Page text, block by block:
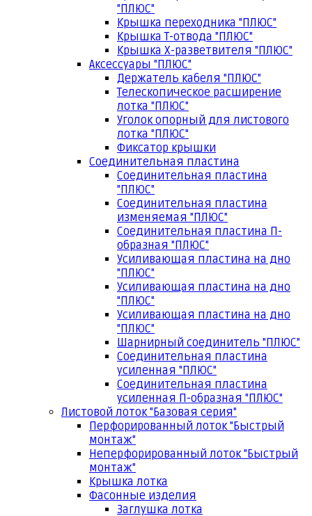
"ПЛЮС"
Крышка переходника "ПЛЮС"
Крышка Т-отвода "ПЛЮС"
Крышка Х-разветвителя "ПЛЮС"
Аксессуары "ПЛЮС"
Держатель кабеля "ПЛЮС"
Телескопическое расширение
лотка "ПЛЮС"
Уголок опорный для листового
лотка "ПЛЮС"
Фиксатор крышки
Соединительная пластина
Соединительная пластина
"ПЛЮС"
Соединительная пластина
изменяемая "ПЛЮС"
Соединительная пластина П-
образная "ПЛЮС"
Усиливающая пластина на дно
"ПЛЮС"
Усиливающая пластина на дно
"ПЛЮС"
Усиливающая пластина на дно
"ПЛЮС"
Шарнирный соединитель "ПЛЮС"
Соединительная пластина
усиленная "ПЛЮС"
Соединительная пластина
усиленная П-образная "ПЛЮС"
Листовой лоток "Базовая серия"
Перфорированный лоток "Быстрый
монтаж"
Неперфорированный лоток "Быстрый
монтаж"
Крышка лотка
Фасонные изделия
Заглушка лотка